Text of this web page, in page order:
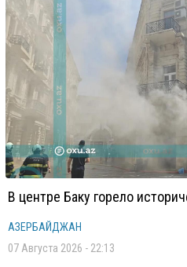
В центре Баку горело
АЗЕРБАЙДЖАН
07 Августа 2026 - 22:13